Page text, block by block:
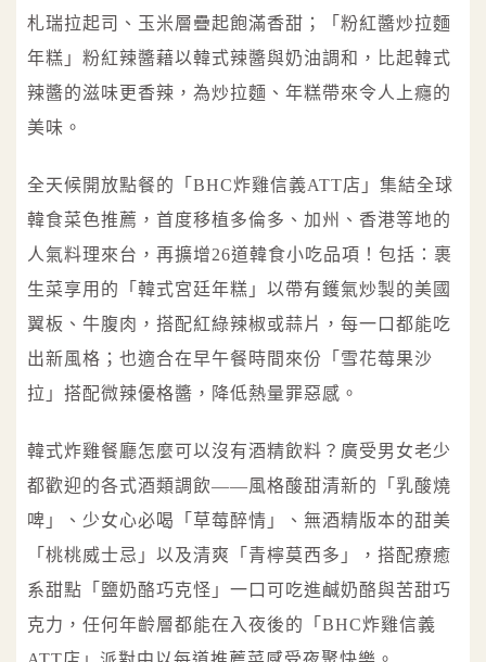
札瑞拉起司、玉米層疊起飽滿香甜；「粉紅醬炒拉麵
年糕」粉紅辣醬藉以韓式辣醬與奶油調和，比起韓式
辣醬的滋味更香辣，為炒拉麵、年糕帶來令人上癮的
美味。
全天候開放點餐的「BHC炸雞信義ATT店」集結全球
韓食菜色推薦，首度移植多倫多、加州、香港等地的
人氣料理來台，再擴增26道韓食小吃品項！包括：裹
生菜享用的「韓式宮廷年糕」以帶有鑊氣炒製的美國
翼板、牛腹肉，搭配紅綠辣椒或蒜片，每一口都能吃
出新風格；也適合在早午餐時間來份「雪花莓果沙
拉」搭配微辣優格醬，降低熱量罪惡感。
韓式炸雞餐廳怎麼可以沒有酒精飲料？廣受男女老少
都歡迎的各式酒類調飲——風格酸甜清新的「乳酸燒
啤」、少女心必喝「草莓醉情」、無酒精版本的甜美
「桃桃威士忌」以及清爽「青檸莫西多」，搭配療癒
系甜點「鹽奶酪巧克怪」一口可吃進鹹奶酪與苦甜巧
克力，任何年齡層都能在入夜後的「BHC炸雞信義